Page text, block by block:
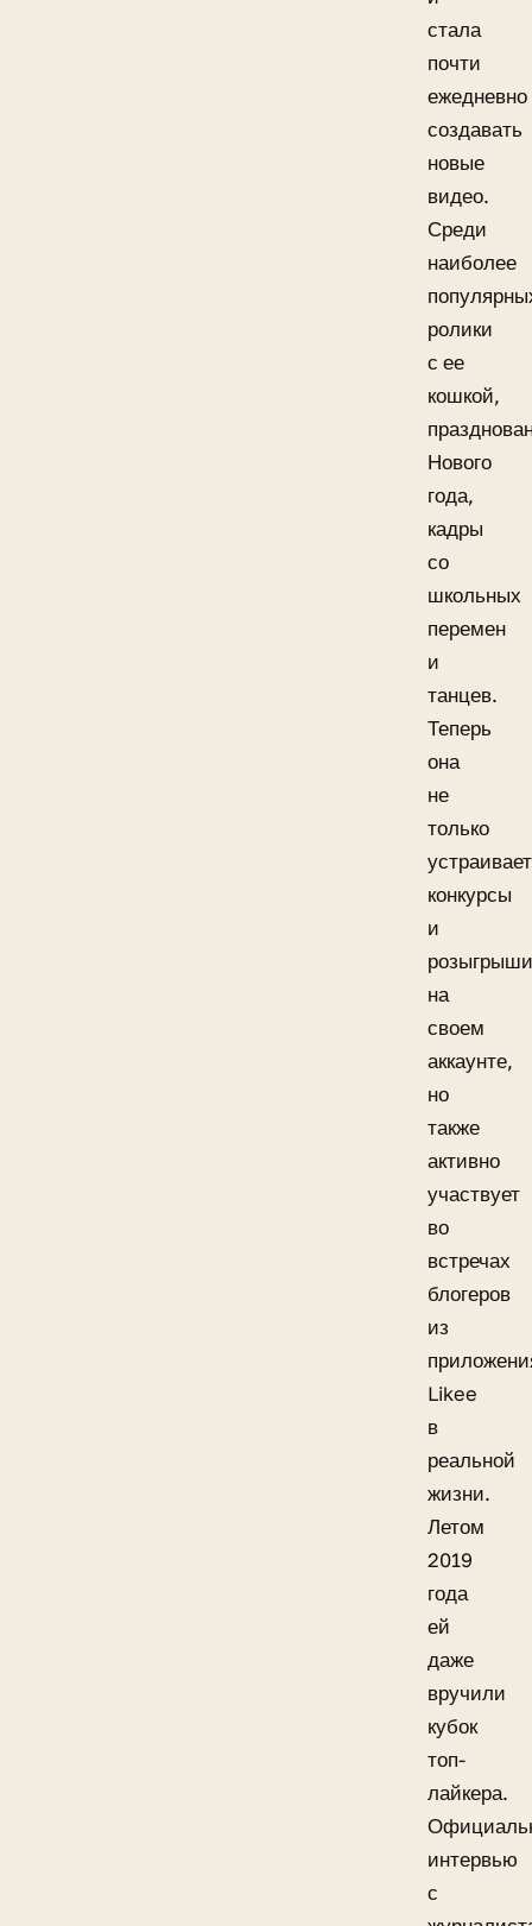
стала
почти
ежедневно
создавать
новые
видео.
Среди
наиболее
ролики
с ее
кошкой,
Нового
года,
кадры
со
школьных
перемен
и
танцев.
Теперь
она
не
только
устраивает
конкурсы
и
розыгрыши
на
своем
аккаунте,
но
также
активно
участвует
во
встречах
блогеров
из
Likee
в
реальной
жизни.
Летом
2019
года
ей
даже
вручили
кубок
топ-
лайкера.
интервью
с